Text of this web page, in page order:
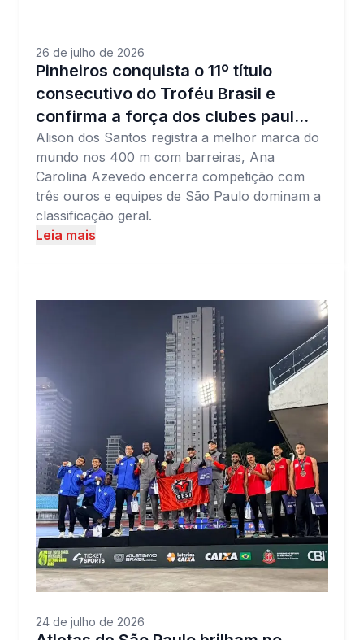
26 de julho de 2026
Pinheiros conquista o 11º título
consecutivo do Troféu Brasil e
confirma a força dos clubes paul…
Alison dos Santos registra a melhor marca do
mundo nos 400 m com barreiras, Ana
Carolina Azevedo encerra competição com
três ouros e equipes de São Paulo dominam a
classificação geral.
Leia mais
24 de julho de 2026